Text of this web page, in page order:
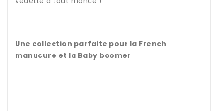
Une collection parfaite pour la French
manucure et la Baby boomer